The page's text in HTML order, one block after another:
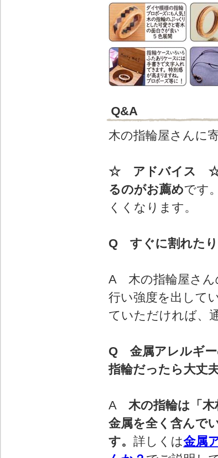
Q&A
木の指輪屋さんに
☆ アドバイス
るのがお薦めです
くくなります。
Q すぐに割れた
A 木の指輪屋さん
行い強度を出して
ていただければ、
Q 金属アレルギー
指輪だったら大丈
A 木の指輪は「
金属を全く含んで
す。 詳しくは金属